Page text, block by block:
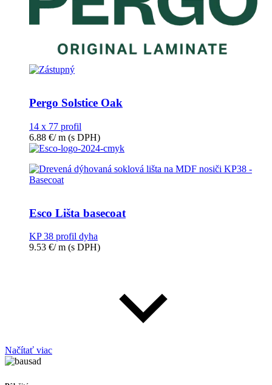
Pergo Solstice Oak
14 x 77 profil
6.88 €/ m (s DPH)
Esco Lišta basecoat
KP 38 profil dyha
9.53 €/ m (s DPH)
Načítať viac